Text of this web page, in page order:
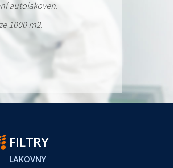
autolakoven.
1000 m2.
FILTRY
LAKOVNY